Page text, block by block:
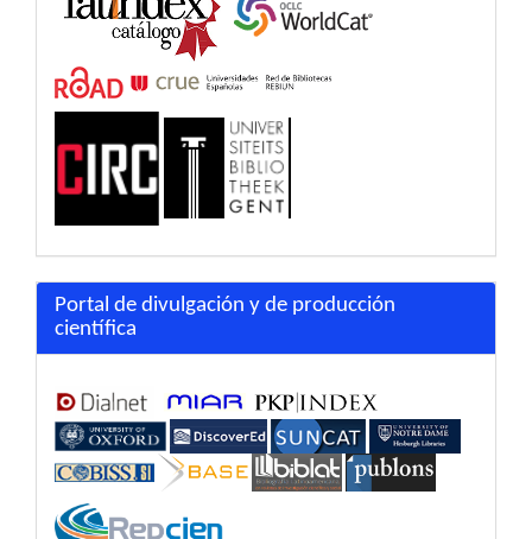
Portal de divulgación y de producción
científica